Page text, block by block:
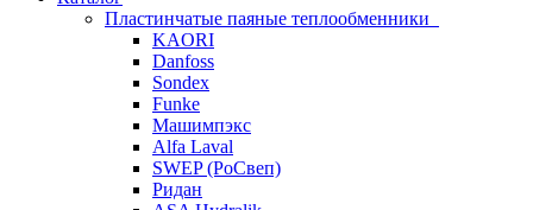
Пластинчатые паяные теплообменники
KAORI
Danfoss
Sondex
Funke
Машимпэкс
Alfa Laval
SWEP (РоСвеп)
Ридан